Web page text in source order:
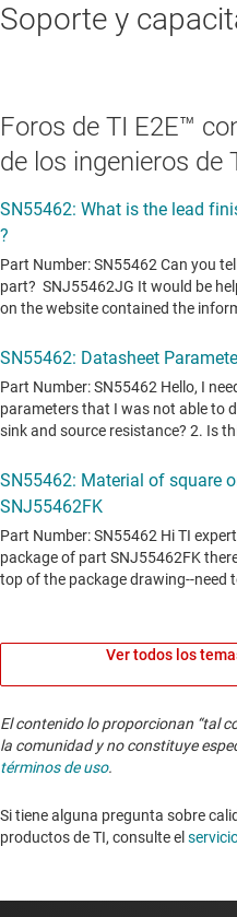
Soporte y
Foros de TI E2E™
de los ingenieros de
Ver todos los
El contenido lo proporcionan “tal
la comunidad y no constituye
términos de uso.
Si tiene alguna pregunta sobre
productos de TI, consulte el